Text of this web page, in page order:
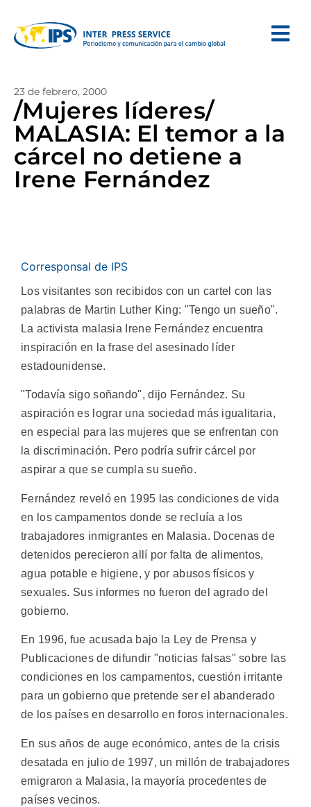
23 de febrero, 2000
/Mujeres líderes/
MALASIA: El temor a la
cárcel no detiene a
Irene Fernández
Corresponsal de IPS
Los visitantes son recibidos con un cartel con las
palabras de Martin Luther King: "Tengo un sueño".
La activista malasia Irene Fernández encuentra
inspiración en la frase del asesinado líder
estadounidense.
"Todavía sigo soñando", dijo Fernández. Su
aspiración es lograr una sociedad más igualitaria,
en especial para las mujeres que se enfrentan con
la discriminación. Pero podría sufrir cárcel por
aspirar a que se cumpla su sueño.
Fernández reveló en 1995 las condiciones de vida
en los campamentos donde se recluía a los
trabajadores inmigrantes en Malasia. Docenas de
detenidos perecieron allí por falta de alimentos,
agua potable e higiene, y por abusos físicos y
sexuales. Sus informes no fueron del agrado del
gobierno.
En 1996, fue acusada bajo la Ley de Prensa y
Publicaciones de difundir "noticias falsas" sobre las
condiciones en los campamentos, cuestión irritante
para un gobierno que pretende ser el abanderado
de los países en desarrollo en foros internacionales.
En sus años de auge económico, antes de la crisis
desatada en julio de 1997, un millón de trabajadores
emigraron a Malasia, la mayoría procedentes de
países vecinos.